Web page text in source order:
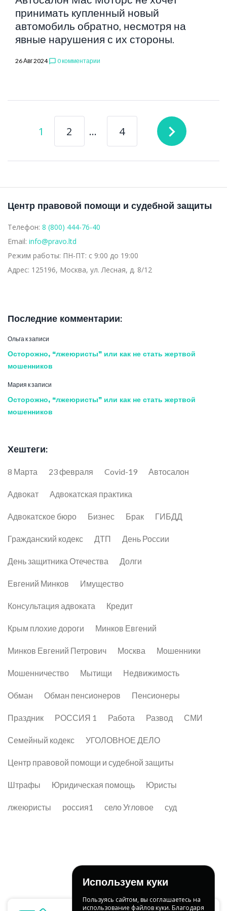
принимать купленный новый
автомобиль обратно, несмотря на
явные нарушения с их стороны.
26 Авг 2024 chat_bubble_outline 0 комментарии
Навигация
1 2 … 4 navigate_next
Центр правовой помощи и судебной защиты
Телефон: 8 (800) 444-76-40
Email: info@pravo.ltd
Режим работы: ПН-ПТ: с 9:00 до 19:00
Адрес: 125196, Москва, ул. Лесная, д. 8/12
Последние комментарии:
Ольга к записи
Осторожно, “лжеюристы” или как не стать жертвой
мошенников
Мария к записи
Осторожно, “лжеюристы” или как не стать жертвой
мошенников
Хештеги:
8 Марта 23 февраля Covid-19 Автосалон
Адвокат Адвокатская практика
Адвокатское бюро Бизнес Брак ГИБДД
Гражданский кодекс ДТП День России
День защитника Отечества Долги
Евгений Минков Имущество
Консультация адвоката Кредит
Крым плохие дороги Минков Евгений
Минков Евгений Петрович Москва Мошенники
Мошенничество Мытищи Недвижимость
Обман Обман пенсионеров Пенсионеры
Праздник РОССИЯ 1 Работа Развод СМИ
Семейный кодекс УГОЛОВНОЕ ДЕЛО
Центр правовой помощи и судебной защиты
Штрафы Юридическая помощь Юристы
лжеюристы россия1 село Угловое суд
Используем куки
Пользуясь сайтом, вы соглашаетесь на
использование файлов куки. Благодаря